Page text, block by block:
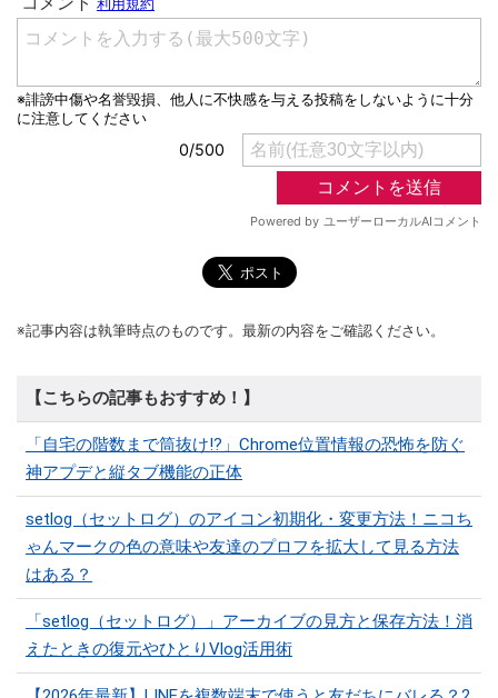
※記事内容は執筆時点のものです。最新の内容をご確認ください。
【こちらの記事もおすすめ！】
「自宅の階数まで筒抜け!?」Chrome位置情報の恐怖を防ぐ
神アプデと縦タブ機能の正体
setlog（セットログ）のアイコン初期化・変更方法！ニコち
ゃんマークの色の意味や友達のプロフを拡大して見る方法
はある？
「setlog（セットログ）」アーカイブの見方と保存方法！消
えたときの復元やひとりVlog活用術